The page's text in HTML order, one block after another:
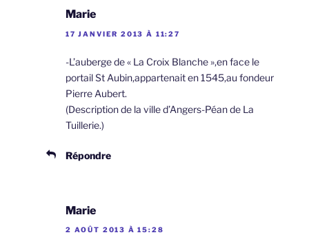
Marie
17 JANVIER 2013 À 11:27
-L’auberge de « La Croix Blanche »,en face le
portail St Aubin,appartenait en 1545,au fondeur
Pierre Aubert.
(Description de la ville d’Angers-Péan de La
Tuillerie.)
Répondre
Marie
2 AOÛT 2013 À 15:28